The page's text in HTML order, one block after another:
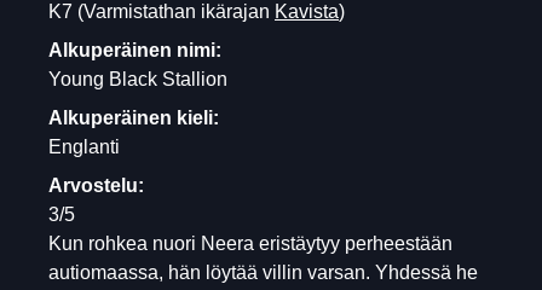
K7 (Varmistathan ikärajan Kavista)
Alkuperäinen nimi:
Young Black Stallion
Alkuperäinen kieli:
Englanti
Arvostelu:
3/5
Kun rohkea nuori Neera eristäytyy perheestään
autiomaassa, hän löytää villin varsan. Yhdessä he